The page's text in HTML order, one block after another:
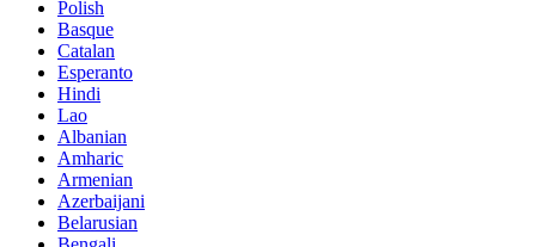
Polish
Basque
Catalan
Esperanto
Hindi
Lao
Albanian
Amharic
Armenian
Azerbaijani
Belarusian